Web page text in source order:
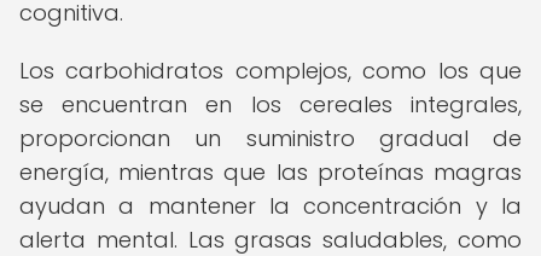
cognitiva.
Los carbohidratos complejos, como los que
se encuentran en los cereales integrales,
proporcionan un suministro gradual de
energía, mientras que las proteínas magras
ayudan a mantener la concentración y la
alerta mental. Las grasas saludables, como